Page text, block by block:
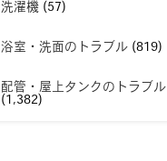
洗濯機(57)
浴室・洗面のトラブル(819)
配管・屋上タンクのトラブル
(1,382)